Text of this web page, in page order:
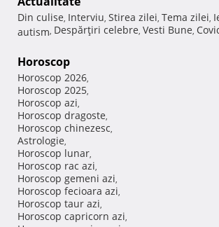
Din culise, Interviu, Stirea zilei, Tema zilei,
autism, Despărţiri celebre, Vesti Bune,
Horoscop
Horoscop 2026,
Horoscop 2025,
Horoscop azi,
Horoscop dragoste,
Horoscop chinezesc,
Astrologie,
Horoscop lunar,
Horoscop rac azi,
Horoscop gemeni azi,
Horoscop fecioara azi,
Horoscop taur azi,
Horoscop capricorn azi,